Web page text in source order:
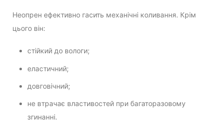
Неопрен ефективно гасить механічні коливання. Крім
цього він:
стійкий до вологи;
еластичний;
довговічний;
не втрачає властивостей при багаторазовому
згинанні.